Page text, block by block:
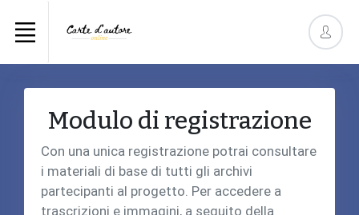
Modulo di registrazione
Con una unica registrazione potrai consultare
i materiali di base di tutti gli archivi
partecipanti al progetto. Per accedere a
trascrizioni e immagini, a seguito della